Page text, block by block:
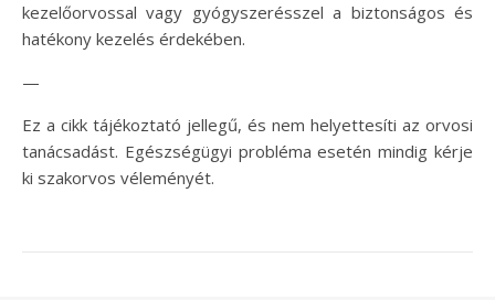
kezelőorvossal vagy gyógyszerésszel a biztonságos és
hatékony kezelés érdekében.
—
Ez a cikk tájékoztató jellegű, és nem helyettesíti az orvosi
tanácsadást. Egészségügyi probléma esetén mindig kérje
ki szakorvos véleményét.